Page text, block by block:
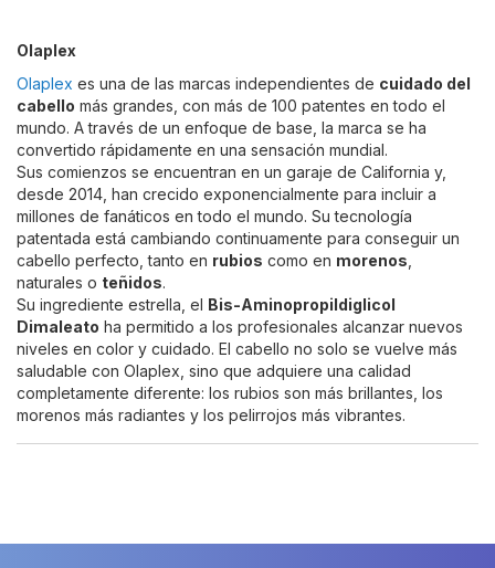
Olaplex
Olaplex es una de las marcas independientes de cuidado del
cabello más grandes, con más de 100 patentes en todo el
mundo. A través de un enfoque de base, la marca se ha
convertido rápidamente en una sensación mundial.
Sus comienzos se encuentran en un garaje de California y,
desde 2014, han crecido exponencialmente para incluir a
millones de fanáticos en todo el mundo. Su tecnología
patentada está cambiando continuamente para conseguir un
cabello perfecto, tanto en rubios como en morenos
naturales o teñidos.
Su ingrediente estrella, el Bis-Aminopropildiglicol
Dimaleato ha permitido a los profesionales alcanzar nuevos
niveles en color y cuidado. El cabello no solo se vuelve más
saludable con Olaplex, sino que adquiere una calidad
completamente diferente: los rubios son más brillantes, los
morenos más radiantes y los pelirrojos más vibrantes.